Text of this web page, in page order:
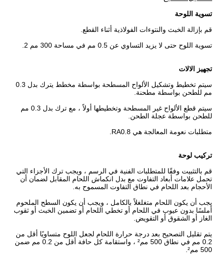
تسوية اللوحة
قم بإزالة الخبث والنتوءات الفولاذية أثناء القطع.
تسوية اللوح حتى لا يزيد التساوي عن 0.5 مم في مساحة 300 مم 2.
تجهيز الالات
سيتم تخطيط وتشكيل الألواح المسطحة بواسطة مخطط يترك بدل 0.3
مم للطحن بواسطة مطحنة.
سيتم قطع الألواح غير المسطحة وتخطيطها أولاً ، مع ترك بدل 0.3 مم
للطحن بواسطة عجلة الطحن.
متطلبات نعومة المعالجة هي RA0.8.
تركيب لوحة
قم بالتثبيت وفقًا للمتطلبات الفنية في الرسم ، ويجب ترك الأجزاء التي
تحمل علامات أبعاد التفاوت مع بدل انكماش اللحام المقابل لضمان أن
الأحجام بعد اللحام في نطاق التفاوت المسموح به.
يجب أن يكون اللحام متغلغلاً بالكامل ، ويجب أن يكون السطح الملحوم
أملسًا بدون عيوب في اللحام أو تخطي اللحام أو تضمين الخبث أو ثقوب
الغاز أو الشقوق أو التقويض.
يتم تقليل التصحيح بعد درجة حرارة اللحام لجعل اللوح متساويًا أقل من
0.2 مم في نطاق 500 مم² ، واستقامة كل حافة أقل من 0.2 مم ضمن
500 مم².